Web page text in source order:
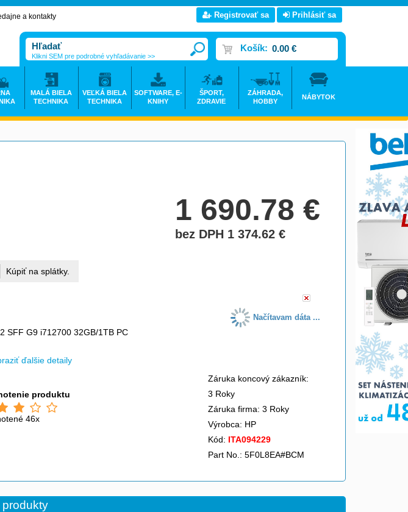
1 690.78€
bez DPH 1 374.62€
Kúpiť na splátky.
Načítavam dáta ...
SFF G9 i712700 32GB/1TB PC
ďalšie detaily
produktu
46x
Záruka koncový zákazník:
3 Roky
Záruka firma: 3 Roky
Výrobca: HP
Kód: ITA094229
Part No.: 5F0L8EA#BCM
a kontakty
Registrovať sa Prihlásiť sa
Košík: 0.00 €
Klikni SEM pre podrobné vyhľadávanie >>
MALÁ BIELA
TECHNIKA
VEĽKÁ BIELA
TECHNIKA
SOFTWARE, E-
KNIHY
ŠPORT,
ZDRAVIE
ZÁHRADA,
HOBBY
NÁBYTOK